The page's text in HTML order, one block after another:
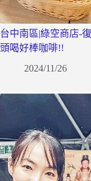
台中南區|綠空商店-
頭喝好棒咖啡!!
2024/11/26